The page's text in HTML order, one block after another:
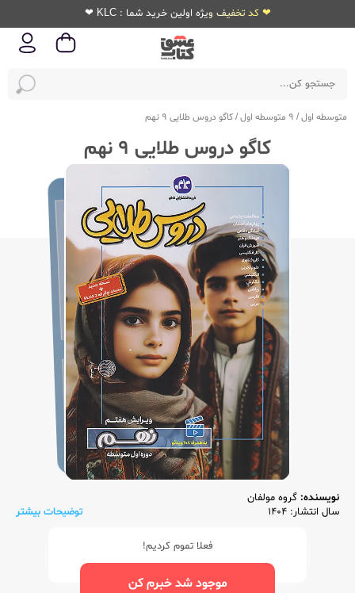
❤ کد تخفیف ویژه اولین خرید شما : KLC ❤
متوسطه اول/ 9 متوسطه اول /کاگو دروس طلایی 9 نهم
کاگو دروس طلایی 9 نهم
نویسنده: گروه مولفان
سال انتشار: 1404
توضیحات بیشتر
فعلا تموم کردیم!
موجود شد خبرم کن